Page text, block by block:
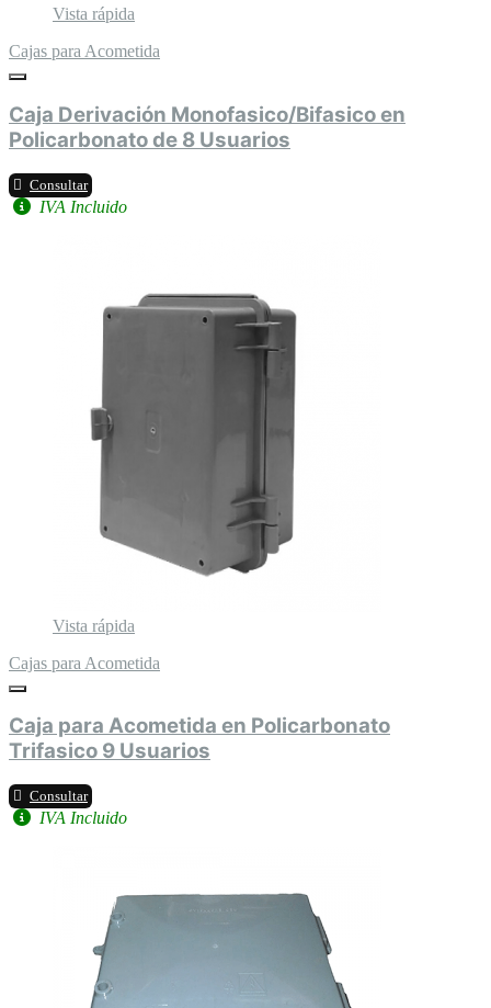
Vista rápida
Cajas para Acometida
Caja Derivación Monofasico/Bifasico en
Policarbonato de 8 Usuarios
Consultar
IVA Incluido
Vista rápida
Cajas para Acometida
Caja para Acometida en Policarbonato
Trifasico 9 Usuarios
Consultar
IVA Incluido